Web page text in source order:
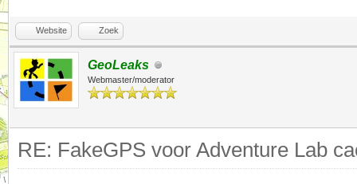
Website Zoek
GeoLeaks
Webmaster/moderator
RE: FakeGPS voor Adventure Lab